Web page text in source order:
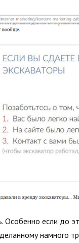
Особенно если до
намного